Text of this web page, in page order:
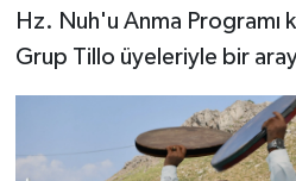
Hz. Nuh'u Anma Programı
Grup Tillo üyeleriyle bir